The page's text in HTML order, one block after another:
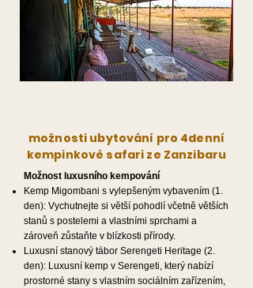
možnosti ubytování pro 4denní
kempinkové safari ze Zanzibaru
Možnost luxusního kempování
Kemp Migombani s vylepšeným vybavením (1.
den): Vychutnejte si větší pohodlí včetně větších
stanů s postelemi a vlastními sprchami a
zároveň zůstaňte v blízkosti přírody.
Luxusní stanový tábor Serengeti Heritage (2.
den): Luxusní kemp v Serengeti, který nabízí
prostorné stany s vlastním sociálním zařízením,